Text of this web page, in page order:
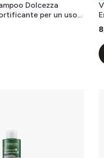
Dolcezza
per un uso